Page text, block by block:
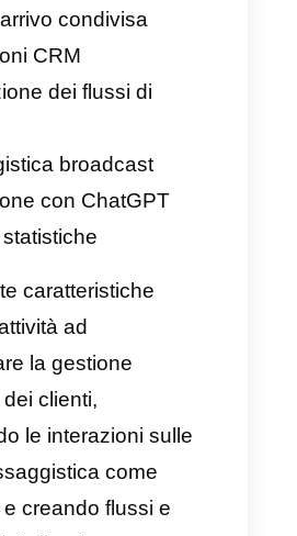
condividere con
le funzionalità
Timelines.ai, capaci di
a migliorare la gestione
è uno strumento
100% al fine di
e gestire le
aziendali tramite